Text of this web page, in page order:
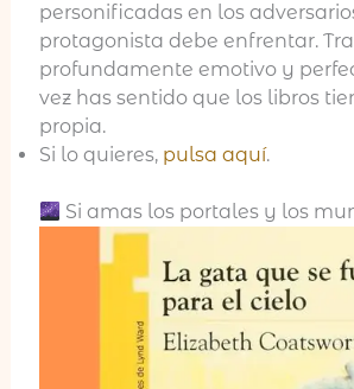
personificadas en los
protagonista debe enfrentar.
profundamente emotivo y
vez has sentido que los libros
propia.
Si lo quieres, pulsa aquí.
Si amas los portales y los